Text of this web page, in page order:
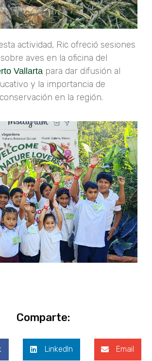
actividad, Ric ofreció sesiones
aves en la oficina del
Vallarta para dar difusión al
y la importancia de
en la región.
Comparte:
LinkedIn Email